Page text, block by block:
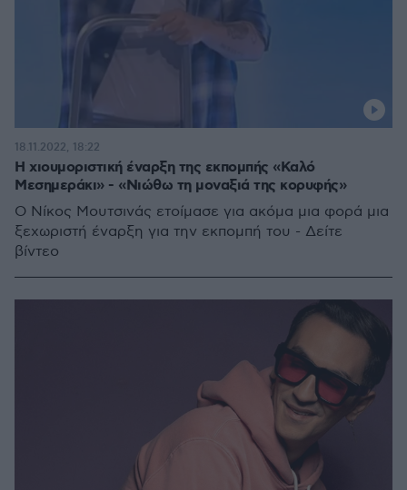
Η χιουμοριστική έναρξη της εκπομπής «Καλό
Μεσημεράκι» - «Νιώθω τη μοναξιά της κορυφής»
Ο Νίκος Μουτσινάς ετοίμασε για ακόμα μια φορά μια
ξεχωριστή έναρξη για την εκπομπή του - Δείτε
βίντεο
18.11.2022, 18:22